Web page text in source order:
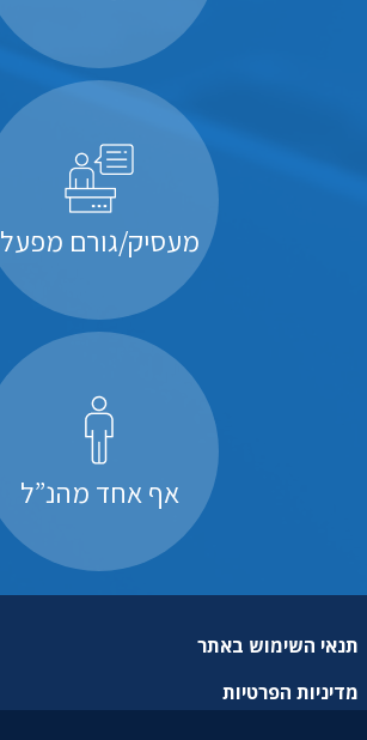
מעסיק/גורם מפעל
אף אחד מהנ”ל
תנאי השימוש באתר
מדיניות הפרטיות